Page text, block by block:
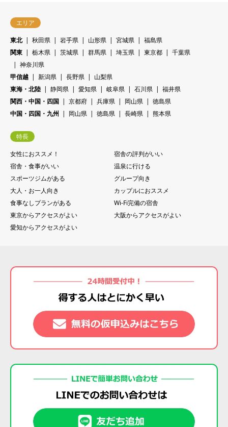
エリア
東北
秋田県 岩手県 山形県 宮城県
福島県
関東
栃木県 茨城県 群馬県 埼玉県 東京都
千葉県
神奈川県
甲信越
新潟県 長野県
山梨県
東海・北陸
静岡県 愛知県 岐阜県 石川県
福井県
関西・中国・四国
京都府 兵庫県 岡山県
徳島県
中国・四国・九州
岡山県 徳島県 長崎県 熊本県
特長
女性におススメ！
宿舎の評判がいい
宿舎・食事がいい
温泉に行ける
スポーツジムがある
グループ向き
大人・お一人向き
カップルにおススメ
食事なしプランがある
Wi-Fi完備の宿舎
東京からアクセスがよい
大阪からアクセスがよい
愛知からアクセスがよい